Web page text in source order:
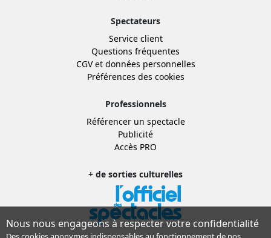
Spectateurs
Service client
Questions fréquentes
CGVet données personnelles
Préférences des cookies
Professionnels
Référencer un spectacle
Publicité
Accès PRO
+ de sorties culturelles
Nous nous engageons à respecter votre confidentialité